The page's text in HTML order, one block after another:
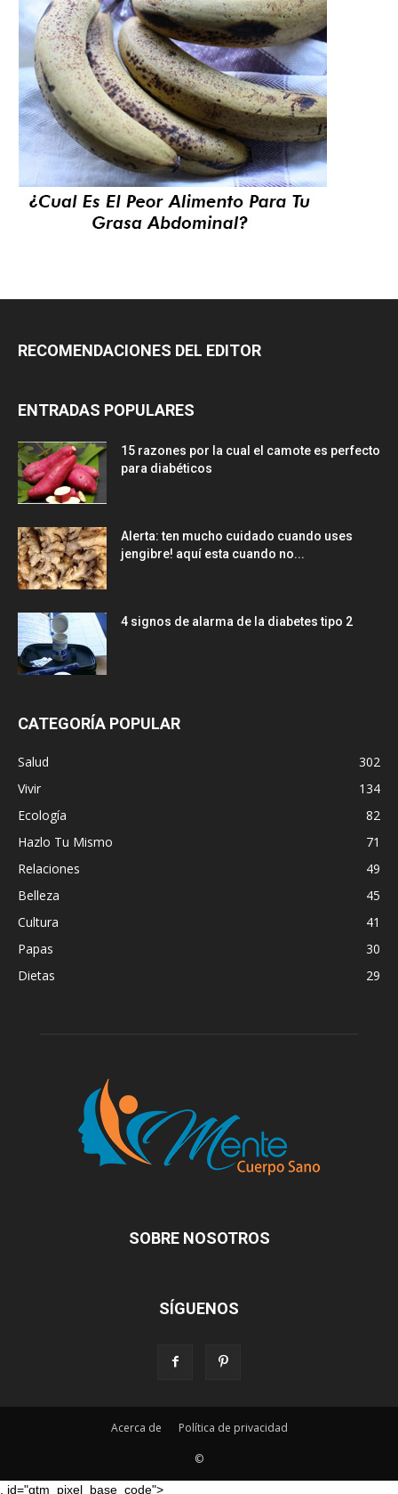
RECOMENDACIONES DEL EDITOR
ENTRADAS POPULARES
15 razones por la cual el camote es perfecto
para diabéticos
Alerta: ten mucho cuidado cuando uses
jengibre! aquí esta cuando no...
4 signos de alarma de la diabetes tipo 2
CATEGORÍA POPULAR
Salud
302
Vivir
134
Ecología
82
Hazlo Tu Mismo
71
Relaciones
49
Belleza
45
Cultura
41
Papas
30
Dietas
29
SOBRE NOSOTROS
SÍGUENOS
Acerca de Política de privacidad
©
. id="gtm_pixel_base_code">